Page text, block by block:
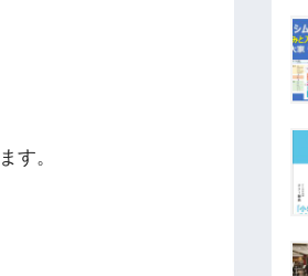
す。